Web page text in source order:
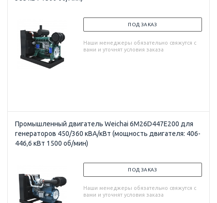
ПОД ЗАКАЗ
Наши менеджеры обязательно свяжутся с
вами и уточнят условия заказа
Промышленный двигатель Weichai 6M26D447E200 для
генераторов 450/360 кВА/кВт (мощность двигателя: 406-
446,6 кВт 1500 об/мин)
ПОД ЗАКАЗ
Наши менеджеры обязательно свяжутся с
вами и уточнят условия заказа